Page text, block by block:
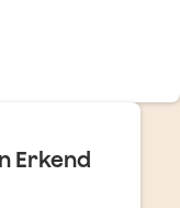
Erkend